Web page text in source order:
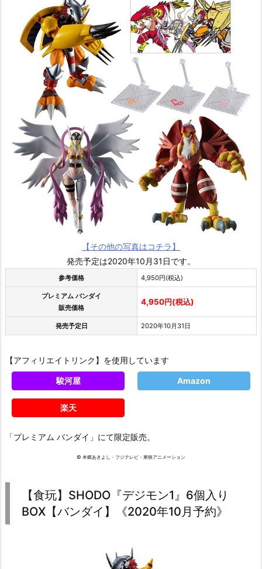
【その他の写真はコチラ】
発売予定は2020年10月31日です。
参考価格 4,950円(税込)
プレミアム バンダイ
販売価格
4,950円(税込)
発売予定日 2020年10月31日
【アフィリエイトリンク】を使用しています
駿河屋 Amazon
楽天
「プレミアム バンダイ」にて限定販売。
© 本郷あきよし・フジテレビ・東映アニメーション
【食玩】SHODO『デジモン1』6個入り
BOX【バンダイ】《2020年10月予約》